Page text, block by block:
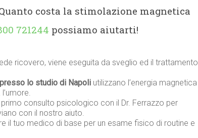
costa la stimolazione magnetica
721244 possiamo aiutarti!
ricovero, viene eseguita da sveglio ed il trattamento
lo studio di Napoli utilizzano l’energia magnetica
primo consulto psicologico con il Dr. Ferrazzo per
con il nostro aiuto.
il tuo medico di base per un esame fisico di routine e